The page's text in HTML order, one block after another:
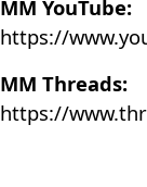
MM YouTube:
https://
MM Threads:
https://